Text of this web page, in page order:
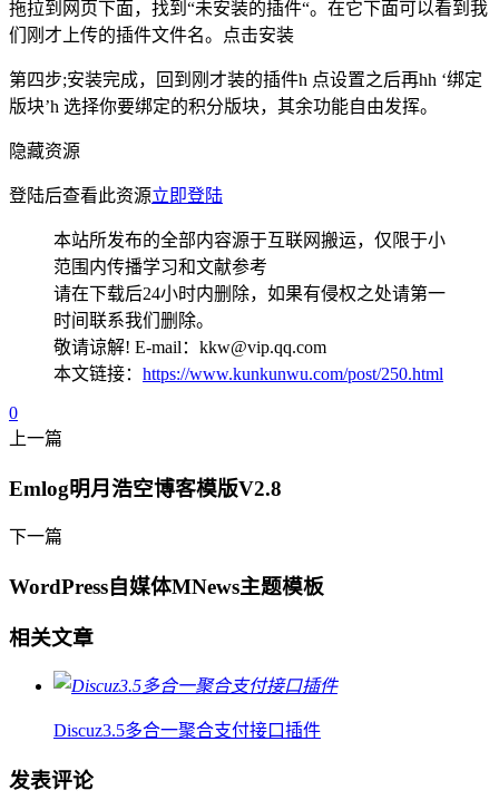
拖拉到网页下面，找到“未安装的插件“。在它下面可以看到我
们刚才上传的插件文件名。点击安装
第四步;安装完成，回到刚才装的插件h 点设置之后再hh ‘绑定
版块’h 选择你要绑定的积分版块，其余功能自由发挥。
隐藏资源
登陆后查看此资源立即登陆
本站所发布的全部内容源于互联网搬运，仅限于小
范围内传播学习和文献参考
请在下载后24小时内删除，如果有侵权之处请第一
时间联系我们删除。
敬请谅解! E-mail：kkw@vip.qq.com
本文链接： https://www.kunkunwu.com/post/250.html
0
上一篇
Emlog明月浩空博客模版V2.8
下一篇
WordPress自媒体MNews主题模板
相关文章
Discuz3.5多合一聚合支付接口插件
发表评论